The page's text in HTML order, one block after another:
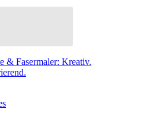
& Fasermaler: Kreativ.